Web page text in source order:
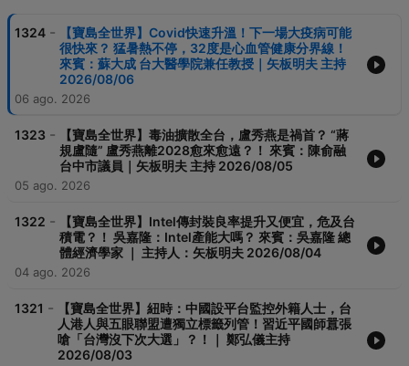
【寶島聯播網Facebook】https://www.facebook.com/superfmtw
※合作邀約：fm991@superfm99-1.com.tw
節目回饋與反應：superfm985program@gmail.com
1324 -
【寶島全世界】Covid快速升溫！下一場大疫病可能
很快來？ 猛暑熱不停，32度是心血管健康分界線！
來賓：蘇大成 台大醫學院兼任教授｜矢板明夫 主持
2026/08/06
06 ago. 2026
1323 -
【寶島全世界】毒油擴散全台，盧秀燕是禍首？ “蔣
規盧隨” 盧秀燕離2028愈來愈遠？！ 來賓：陳俞融
台中市議員｜矢板明夫 主持 2026/08/05
05 ago. 2026
1322 -
【寶島全世界】Intel傳封裝良率提升又便宜，危及台
積電？！ 吳嘉隆：Intel產能大嗎？ 來賓：吳嘉隆 總
體經濟學家 ｜ 主持人：矢板明夫 2026/08/04
04 ago. 2026
1321 -
【寶島全世界】紐時：中國設平台監控外籍人士，台
人港人與五眼聯盟遭獨立標籤列管！習近平國師囂張
嗆「台灣沒下次大選」？！｜ 鄭弘儀主持
2026/08/03